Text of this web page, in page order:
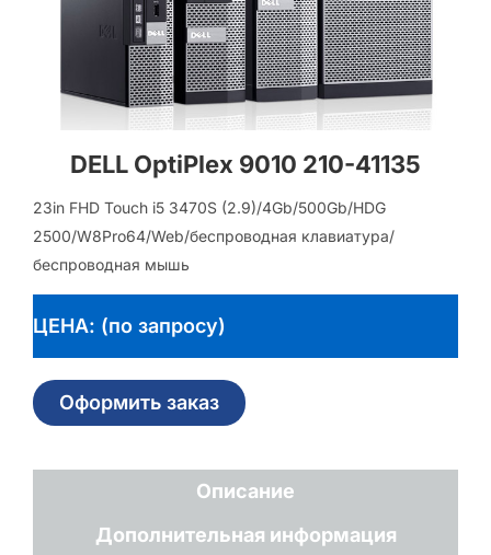
DELL OptiPlex 9010 210-41135
23in FHD Touch i5 3470S (2.9)/4Gb/500Gb/HDG
2500/W8Pro64/Web/беспроводная клавиатура/
беспроводная мышь
ЦЕНА: (по запросу)
Оформить заказ
Описание
Дополнительная информация